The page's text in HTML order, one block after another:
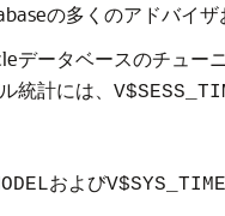
の多くのアドバイ
データベースのチュー
統計には、
および